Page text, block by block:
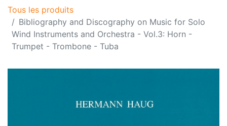
Tous les produits
Bibliography and Discography on Music for Solo
Wind Instruments and Orchestra - Vol.3: Horn -
Trumpet - Trombone - Tuba